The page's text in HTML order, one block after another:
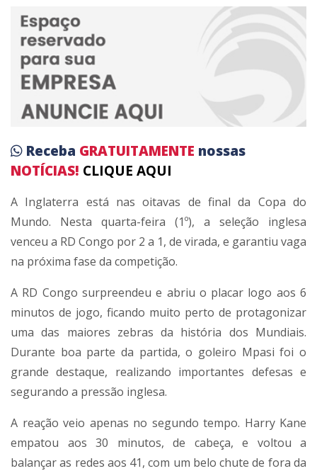
Receba GRATUITAMENTE nossas
NOTÍCIAS! CLIQUE AQUI
A Inglaterra está nas oitavas de final da Copa do
Mundo. Nesta quarta-feira (1º), a seleção inglesa
venceu a RD Congo por 2 a 1, de virada, e garantiu vaga
na próxima fase da competição.
A RD Congo surpreendeu e abriu o placar logo aos 6
minutos de jogo, ficando muito perto de protagonizar
uma das maiores zebras da história dos Mundiais.
Durante boa parte da partida, o goleiro Mpasi foi o
grande destaque, realizando importantes defesas e
segurando a pressão inglesa.
A reação veio apenas no segundo tempo. Harry Kane
empatou aos 30 minutos, de cabeça, e voltou a
balançar as redes aos 41, com um belo chute de fora da